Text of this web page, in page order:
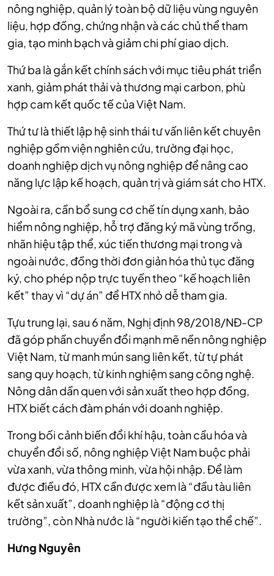
nông nghiệp, quản lý toàn bộ dữ liệu vùng nguyên
liệu, hợp đồng, chứng nhận và các chủ thể tham
gia, tạo minh bạch và giảm chi phí giao dịch.
Thứ ba là gắn kết chính sách với mục tiêu phát triển
xanh, giảm phát thải và thương mại carbon, phù
hợp cam kết quốc tế của Việt Nam.
Thứ tư là thiết lập hệ sinh thái tư vấn liên kết chuyên
nghiệp gồm viện nghiên cứu, trường đại học,
doanh nghiệp dịch vụ nông nghiệp để nâng cao
năng lực lập kế hoạch, quản trị và giám sát cho HTX.
Ngoài ra, cần bổ sung cơ chế tín dụng xanh, bảo
hiểm nông nghiệp, hỗ trợ đăng ký mã vùng trồng,
nhãn hiệu tập thể, xúc tiến thương mại trong và
ngoài nước, đồng thời đơn giản hóa thủ tục đăng
ký, cho phép nộp trực tuyến theo “kế hoạch liên
kết” thay vì “dự án” để HTX nhỏ dễ tham gia.
Tựu trung lại, sau 6 năm, Nghị định 98/2018/NĐ-CP
đã góp phần chuyển đổi mạnh mẽ nền nông nghiệp
Việt Nam, từ manh mún sang liên kết, từ tự phát
sang quy hoạch, từ kinh nghiệm sang công nghệ.
Nông dân dần quen với sản xuất theo hợp đồng,
HTX biết cách đàm phán với doanh nghiệp.
Trong bối cảnh biến đổi khí hậu, toàn cầu hóa và
chuyển đổi số, nông nghiệp Việt Nam buộc phải
vừa xanh, vừa thông minh, vừa hội nhập. Để làm
được điều đó, HTX cần được xem là “đầu tàu liên
kết sản xuất”, doanh nghiệp là “động cơ thị
trường”, còn Nhà nước là “người kiến tạo thể chế”.
Hưng Nguyên